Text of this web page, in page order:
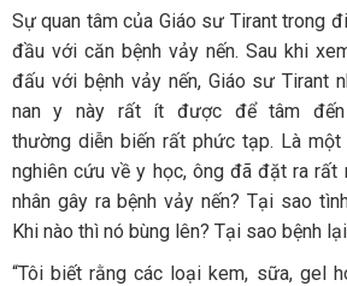
Sự quan tâm của Giáo sư Tirant trong
đầu với căn bệnh vảy nến. Sau khi
đấu với bệnh vảy nến, Giáo sư Tirant
nan y này rất ít được để tâm đến
thường diễn biến rất phức tạp. Là một
nghiên cứu về y học, ông đã đặt ra rất
nhân gây ra bệnh vảy nến? Tại sao
Khi nào thì nó bùng lên? Tại sao bệnh
“Tôi biết rằng các loại kem, sữa, gel